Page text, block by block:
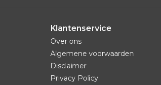
Klantenservice
Over ons
Algemene voorwaarden
Disclaimer
Privacy Policy